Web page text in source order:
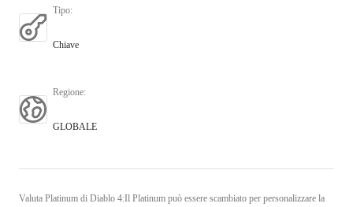
Tipo:
Chiave
Regione:
GLOBALE
Valuta Platinum di Diablo 4:Il Platinum può essere scambiato per personalizzare la